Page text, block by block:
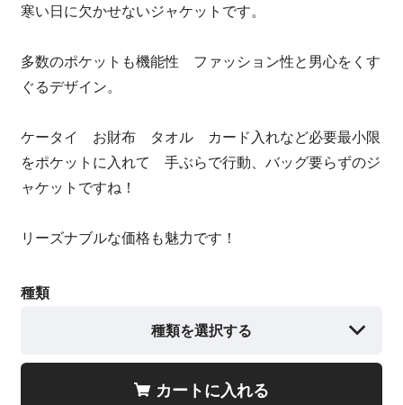
寒い日に欠かせないジャケットです。
多数のポケットも機能性 ファッション性と男心をくす
ぐるデザイン。
ケータイ お財布 タオル カード入れなど必要最小限
をポケットに入れて 手ぶらで行動、バッグ要らずのジ
ャケットですね！
リーズナブルな価格も魅力です！
種類
種類を選択する
カートに入れる